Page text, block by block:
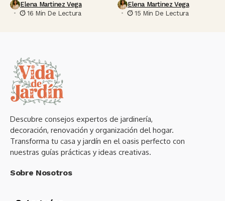
Elena Martinez Vega
16 Min De Lectura
Elena Martinez Vega
15 Min De Lectura
Descubre consejos expertos de jardinería,
decoración, renovación y organización del hogar.
Transforma tu casa y jardín en el oasis perfecto con
nuestras guías prácticas y ideas creativas.
Sobre Nosotros